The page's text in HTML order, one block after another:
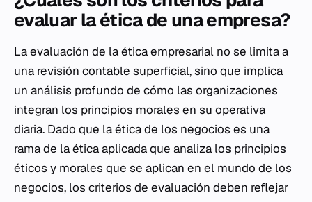
evaluar la ética de una empresa?
La evaluación de la ética empresarial no se limita a
una revisión contable superficial, sino que implica
un análisis profundo de cómo las organizaciones
integran los principios morales en su operativa
diaria. Dado que la ética de los negocios es una
rama de la ética aplicada que analiza los principios
éticos y morales que se aplican en el mundo de los
negocios, los criterios de evaluación deben reflejar